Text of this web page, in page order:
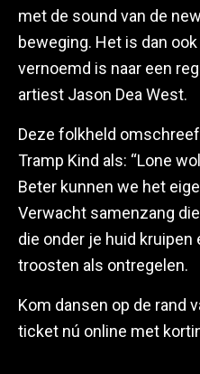
met de sound van de
beweging. Het is dan
vernoemd is naar een
artiest Jason Dea West.
Deze folkheld
Tramp Kind als: “Lone
Beter kunnen we het
Verwacht samenzang
die onder je huid kruipen
troosten als ontregelen.
Kom dansen op de rand
ticket nú online met